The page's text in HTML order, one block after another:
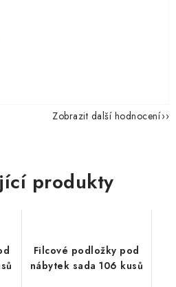
Zobrazit další hodnocení
produkty
Filcové podložky pod
nábytek sada 106 kusů